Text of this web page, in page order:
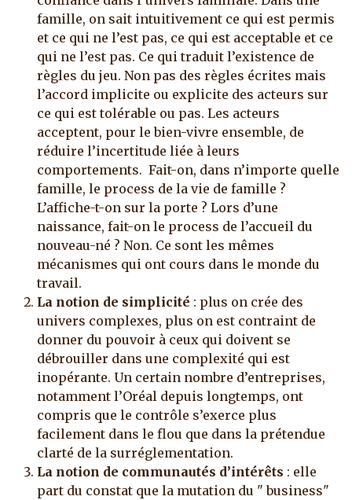
famille, on sait intuitivement ce qui est permis
et ce qui ne l’est pas, ce qui est acceptable et ce
qui ne l’est pas. Ce qui traduit l’existence de
règles du jeu. Non pas des règles écrites mais
l’accord implicite ou explicite des acteurs sur
ce qui est tolérable ou pas. Les acteurs
acceptent, pour le bien-vivre ensemble, de
réduire l’incertitude liée à leurs
comportements. Fait-on, dans n’importe quelle
famille, le process de la vie de famille ?
L’affiche-t-on sur la porte ? Lors d’une
naissance, fait-on le process de l’accueil du
nouveau-né ? Non. Ce sont les mêmes
mécanismes qui ont cours dans le monde du
travail.
La notion de simplicité : plus on crée des
univers complexes, plus on est contraint de
donner du pouvoir à ceux qui doivent se
débrouiller dans une complexité qui est
inopérante. Un certain nombre d’entreprises,
notamment l’Oréal depuis longtemps, ont
compris que le contrôle s’exerce plus
facilement dans le flou que dans la prétendue
clarté de la surréglementation.
La notion de communautés d’intérêts : elle
part du constat que la mutation du " business"